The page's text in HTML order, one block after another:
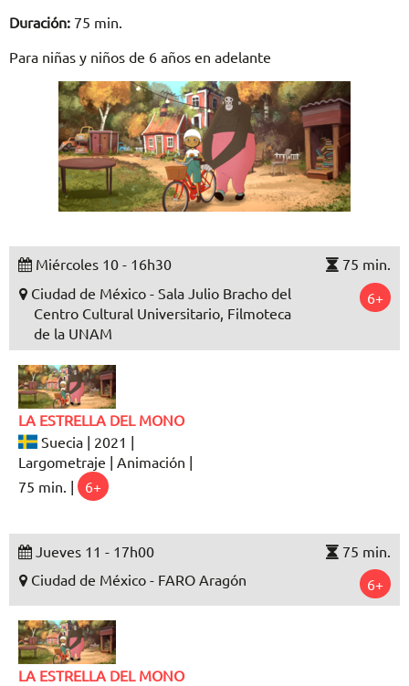
Duración: 75 min.
Para niñas y niños de 6 años en adelante
Miércoles 10 - 16h30
75 min.
Ciudad de México - Sala Julio Bracho del
Centro Cultural Universitario, Filmoteca
de la UNAM
6+
LA ESTRELLA DEL MONO
Suecia | 2021 |
Largometraje | Animación |
75 min. |
6+
Jueves 11 - 17h00
75 min.
Ciudad de México - FARO Aragón
6+
LA ESTRELLA DEL MONO